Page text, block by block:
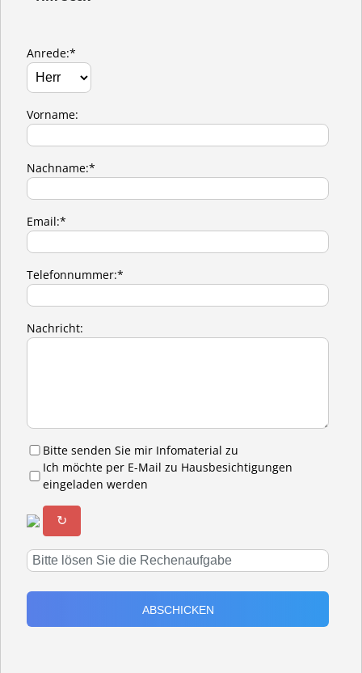
Anrede:*
Vorname:
Nachname:*
Email:*
Telefonnummer:*
Nachricht:
Bitte senden Sie mir Infomaterial zu
Ich möchte per E-Mail zu Hausbesichtigungen
eingeladen werden
↻